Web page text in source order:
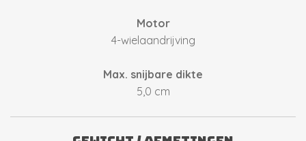
Motor
4-wielaandrijving
Max. snijbare dikte
5,0 cm